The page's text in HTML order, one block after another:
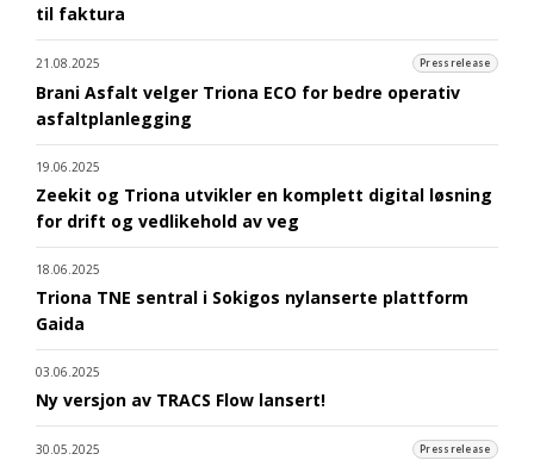
til faktura
21.08.2025 Pressrelease
Brani Asfalt velger Triona ECO for bedre operativ
asfaltplanlegging
19.06.2025
Zeekit og Triona utvikler en komplett digital løsning
for drift og vedlikehold av veg
18.06.2025
Triona TNE sentral i Sokigos nylanserte plattform
Gaida
03.06.2025
Ny versjon av TRACS Flow lansert!
30.05.2025 Pressrelease